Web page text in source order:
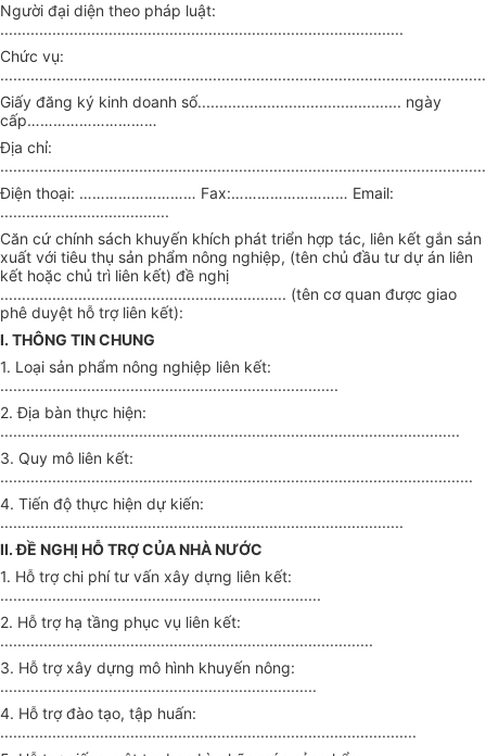
Người đại diện theo pháp luật:
.............................................................................................
Chức vụ:
Giấy đăng ký kinh doanh số............................................... ngày
cấp…………………………
Địa chỉ:
Điện thoại: ……………………… Fax:……………………… Email:
.......................................
Căn cứ chính sách khuyến khích phát triển hợp tác, liên kết gắn sản
xuất với tiêu thụ sản phẩm nông nghiệp, (tên chủ đầu tư dự án liên
kết hoặc chủ trì liên kết) đề nghị
.................................................................. (tên cơ quan được giao
phê duyệt hỗ trợ liên kết):
I. THÔNG TIN CHUNG
1. Loại sản phẩm nông nghiệp liên kết:
..............................................................................
2. Địa bàn thực hiện:
..........................................................................................................
3. Quy mô liên kết:
.............................................................................................................
4. Tiến độ thực hiện dự kiến:
.............................................................................................
II. ĐỀ NGHỊ HỖ TRỢ CỦA NHÀ NƯỚC
1. Hỗ trợ chi phí tư vấn xây dựng liên kết:
..........................................................................
2. Hỗ trợ hạ tầng phục vụ liên kết:
......................................................................................
3. Hỗ trợ xây dựng mô hình khuyến nông:
.........................................................................
4. Hỗ trợ đào tạo, tập huấn:
................................................................................................